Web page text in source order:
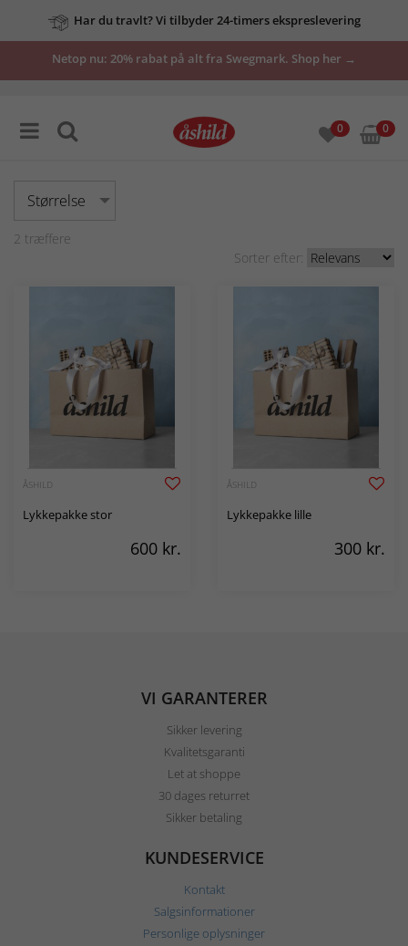
Har du travlt? Vi tilbyder 24-timers ekspreslevering
Netop nu: 20% rabat på alt fra Swegmark. Shop her →
0 0
Størrelse
2 træffere
Sorter efter:
ÅSHILD
Lykkepakke stor
600 kr.
ÅSHILD
Lykkepakke lille
300 kr.
VI GARANTERER
Sikker levering
Kvalitetsgaranti
Let at shoppe
30 dages returret
Sikker betaling
KUNDESERVICE
Kontakt
Salgsinformationer
Personlige oplysninger